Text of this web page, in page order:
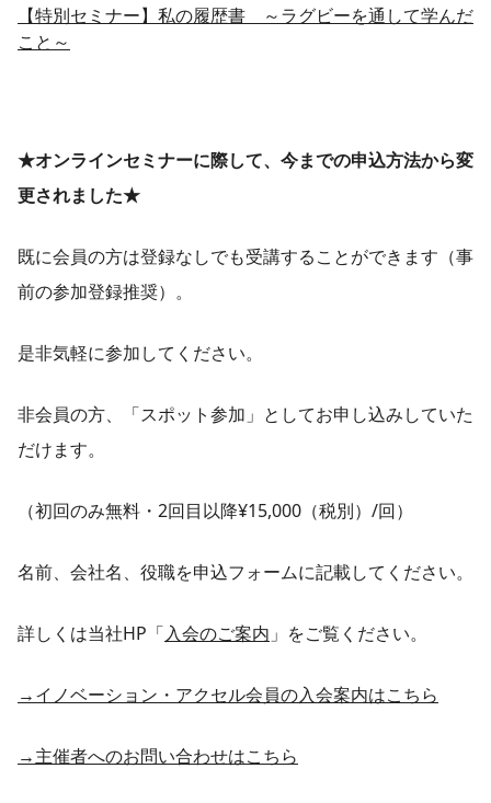
【特別セミナー】私の履歴書 ～ラグビーを通して学んだ
こと～
★オンラインセミナーに際して、今までの申込方法から変
更されました★
既に会員の方は登録なしでも受講することができます（事
前の参加登録推奨）。
是非気軽に参加してください。
非会員の方、「スポット参加」としてお申し込みしていた
だけます。
（初回のみ無料・2回目以降¥15,000（税別）/回）
名前、会社名、役職を申込フォームに記載してください。
詳しくは当社HP「入会のご案内 」をご覧ください。
→イノベーション・アクセル会員の入会案内はこちら
→主催者へのお問い合わせはこちら